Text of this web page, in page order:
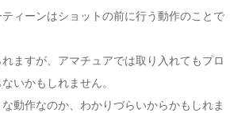
ィーンはショットの前に行う動作のことで
ますが、アマチュアでは取り入れてもプロ
いかもしれません。
動作なのか、わかりづらいからかもしれま